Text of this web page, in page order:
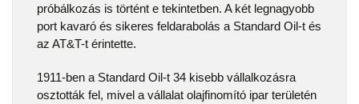
próbálkozás is történt e tekintetben. A két legnagyobb
port kavaró és sikeres feldarabolás a Standard Oil-t és
az AT&T-t érintette.
1911-ben a Standard Oil-t 34 kisebb vállalkozásra
osztották fel, mivel a vállalat olajfinomító ipar területén